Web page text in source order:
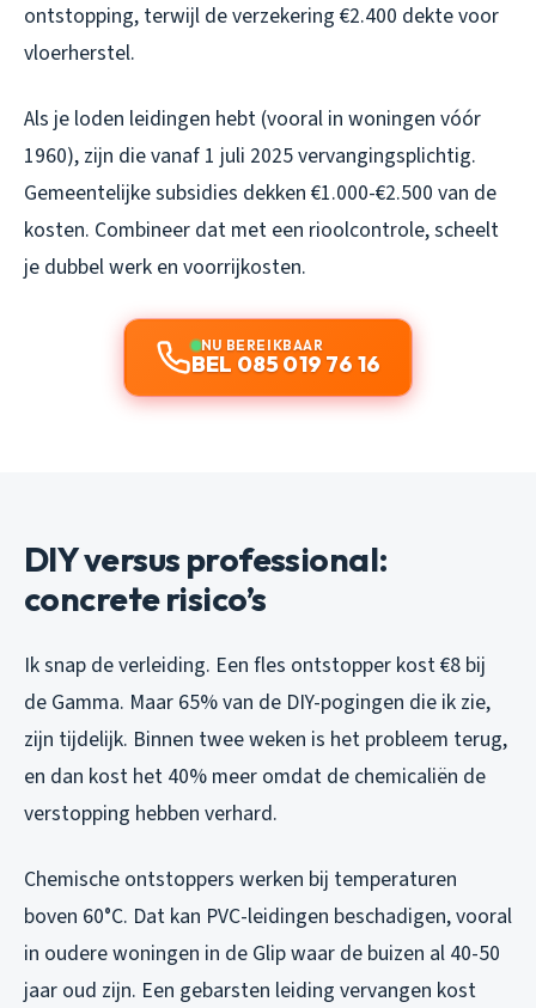
ontstopping, terwijl de verzekering €2.400 dekte voor
vloerherstel.
Als je loden leidingen hebt (vooral in woningen vóór
1960), zijn die vanaf 1 juli 2025 vervangingsplichtig.
Gemeentelijke subsidies dekken €1.000-€2.500 van de
kosten. Combineer dat met een rioolcontrole, scheelt
je dubbel werk en voorrijkosten.
NU BEREIKBAAR
BEL 085 019 76 16
DIY versus professional:
concrete risico’s
Ik snap de verleiding. Een fles ontstopper kost €8 bij
de Gamma. Maar 65% van de DIY-pogingen die ik zie,
zijn tijdelijk. Binnen twee weken is het probleem terug,
en dan kost het 40% meer omdat de chemicaliën de
verstopping hebben verhard.
Chemische ontstoppers werken bij temperaturen
boven 60°C. Dat kan PVC-leidingen beschadigen, vooral
in oudere woningen in de Glip waar de buizen al 40-50
jaar oud zijn. Een gebarsten leiding vervangen kost